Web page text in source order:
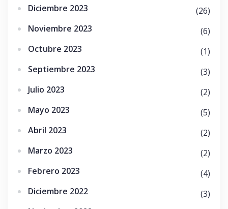
Diciembre 2023
(26)
Noviembre 2023
(6)
Octubre 2023
(1)
Septiembre 2023
(3)
Julio 2023
(2)
Mayo 2023
(5)
Abril 2023
(2)
Marzo 2023
(2)
Febrero 2023
(4)
Diciembre 2022
(3)